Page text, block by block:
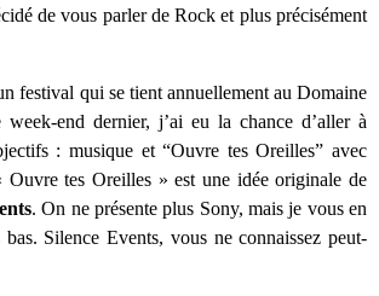
de vous parler de Rock et plus précisément
festival qui se tient annuellement au Domaine
end dernier, j’ai eu la chance d’aller à
: musique et “Ouvre tes Oreilles” avec
Ouvre tes Oreilles » est une idée originale de
. On ne présente plus Sony, mais je vous en
Silence Events, vous ne connaissez peut-